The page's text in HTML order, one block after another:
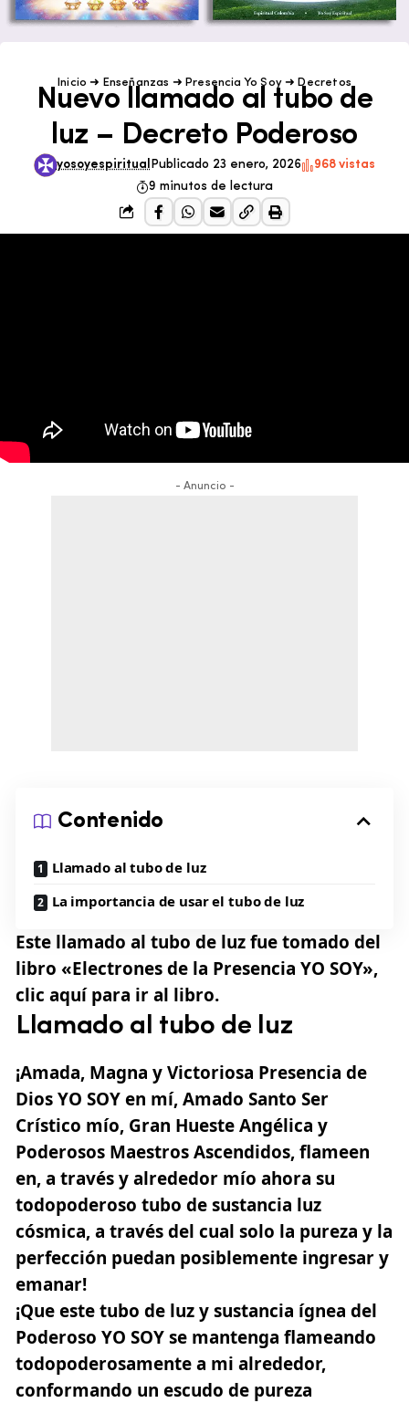
Inicio ➜ Enseñanzas ➜ Presencia Yo Soy➜ Decretos
Nuevo llamado al tubo de
luz – Decreto Poderoso
yosoyespiritual Publicado 23 enero, 2026
968 vistas
9 minutos de lectura
- Anuncio -
Contenido
Llamado al tubo de luz
La importancia de usar el tubo de luz
Este llamado al tubo de luz fue tomado del
libro «Electrones de la Presencia YO SOY»,
clic aquí para ir al libro.
Llamado al tubo de luz
¡Amada, Magna y Victoriosa Presencia de
Dios YO SOYen mí, Amado Santo Ser
Crístico mío, Gran Hueste Angélica y
Poderosos Maestros Ascendidos, flameen
en, a través y alrededor mío ahora su
todopoderoso tubo de sustancia luz
cósmica, a través del cual solo la pureza y la
perfección puedan posiblemente ingresar y
emanar!
¡Que estetubo de luzy sustancia ígnea del
Poderoso YO SOYse mantenga flameando
todopoderosamente a mi alrededor,
conformando un escudo de pureza